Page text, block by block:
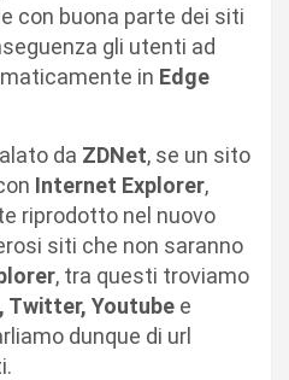
con buona parte dei siti
gli utenti ad
in Edge
da ZDNet, se un sito
Internet Explorer,
riprodotto nel nuovo
siti che non saranno
, tra questi troviamo
Twitter, Youtube e
dunque di url